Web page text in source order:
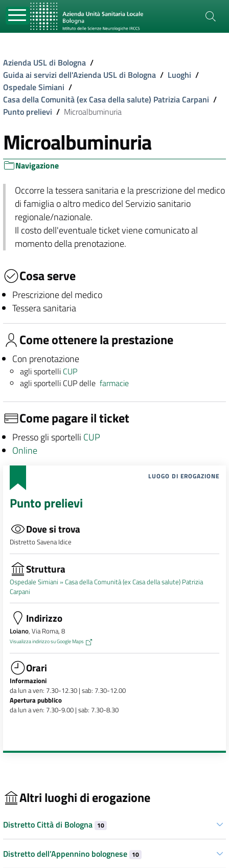
Azienda USL di Bologna /
Guida ai servizi dell'Azienda USL di Bologna / Luoghi /
Ospedale Simiani /
Casa della Comunità (ex Casa della salute) Patrizia Carpani /
Punto prelievi / Microalbuminuria
Microalbuminuria
Navigazione
Occorre la tessera sanitaria e la prescrizione del medico
di famiglia o altro medico del Servizio sanitario
regionale/nazionale.
Il costo dell'eventuale ticket viene comunicato al
momento della prenotazione.
Cosa serve
Prescrizione del medico
Tessera sanitaria
Come ottenere la prestazione
Con prenotazione
agli sportelli CUP
agli sportelli CUP dellefarmacie
Come pagare il ticket
Presso gli sportelli CUP
Online
LUOGO DI EROGAZIONE
Punto prelievi
Dove si trova
Distretto Savena Idice
Struttura
Ospedale Simiani »Casa della Comunità (ex Casa della salute) Patrizia
Carpani
Indirizzo
Loiano, Via Roma, 8
Visualizza indirizzo su Google Maps
Orari
Informazioni
da lun a ven: 7.30-12.30 | sab: 7.30-12.00
Apertura pubblico
da lun a ven: 7.30-9.00 | sab: 7.30-8.30
Altri luoghi di erogazione
Distretto Città di Bologna 10
Distretto dell’Appennino bolognese 10